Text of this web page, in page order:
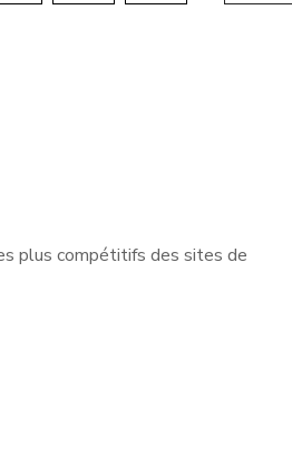
plus compétitifs des sites de